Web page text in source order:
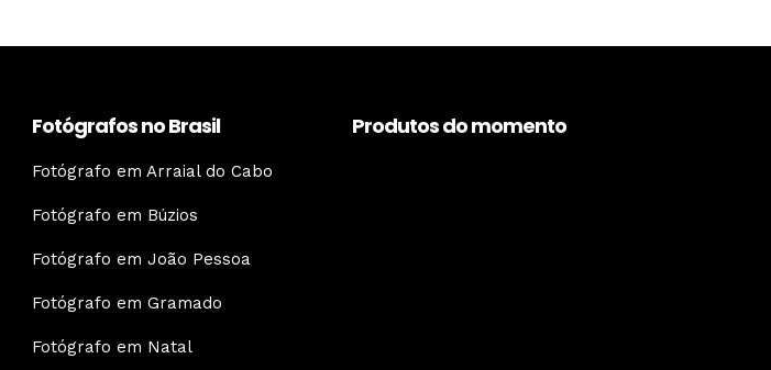
Fotógrafos no Brasil
Fotógrafo em Arraial do Cabo
Fotógrafo em Búzios
Fotógrafo em João Pessoa
Fotógrafo em Gramado
Fotógrafo em Natal
Produtos do momento